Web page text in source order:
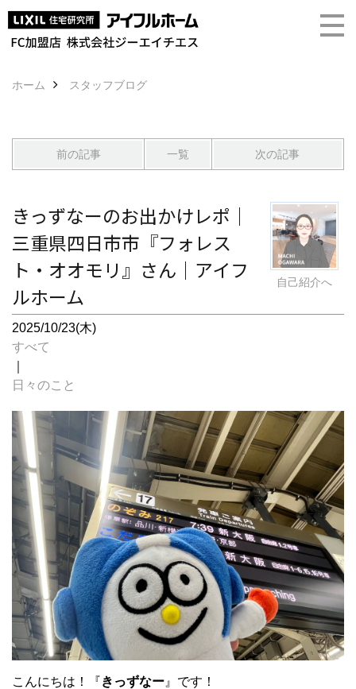
ホーム スタッフブログ
前の記事 一覧 次の記事
自己紹介へ
きっずなーのお出かけレポ｜
三重県四日市市『フォレス
ト・オオモリ』さん｜アイフ
ルホーム
2025/10/23(木)
すべて
日々のこと
こんにちは！『きっずなー 』です！